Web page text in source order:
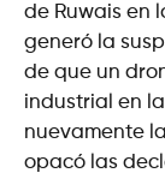
de Ruwais en
generó la
de que un
industrial en
nuevamente
opacó las